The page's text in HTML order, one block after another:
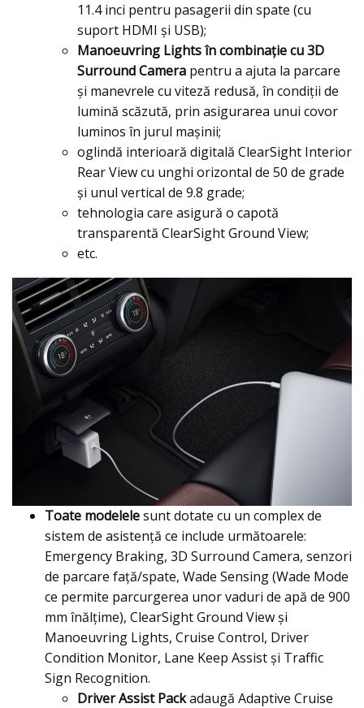
11.4 inci pentru pasagerii din spate (cu
suport HDMI şi USB);
Manoeuvring Lights în combinaţie cu 3D
Surround Camera pentru a ajuta la parcare
și manevrele cu viteză redusă, în condiții de
lumină scăzută, prin asigurarea unui covor
luminos în jurul maşinii;
oglindă interioară digitală ClearSight Interior
Rear View cu unghi orizontal de 50 de grade
şi unul vertical de 9.8 grade;
tehnologia care asigură o capotă
transparentă ClearSight Ground View;
etc.
Toate modelelesunt dotate cu un complex de
sistem de asistenţă ce include următoarele:
Emergency Braking, 3D Surround Camera, senzori
de parcare faţă/spate, Wade Sensing (Wade Mode
ce permite parcurgerea unor vaduri de apă de 900
mm înălţime), ClearSight Ground View şi
Manoeuvring Lights, Cruise Control, Driver
Condition Monitor, Lane Keep Assist şi Traffic
Sign Recognition.
Driver Assist Packadaugă Adaptive Cruise